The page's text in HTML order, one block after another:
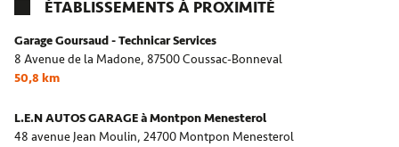
ÉTABLISSEMENTS À PROXIMITÉ
Garage Goursaud - Technicar Services
8 Avenue de la Madone, 87500 Coussac-Bonneval
50,8 km
L.E.N AUTOS GARAGE à Montpon Menesterol
48 avenue Jean Moulin, 24700 Montpon Menesterol